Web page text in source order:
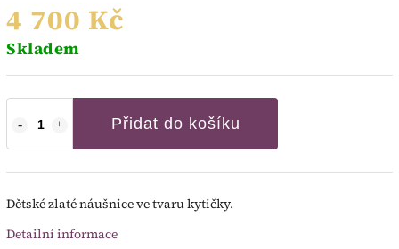
4 700 Kč
Skladem
Přidat do košíku
Dětské zlaté náušnice ve tvaru kytičky.
Detailní informace